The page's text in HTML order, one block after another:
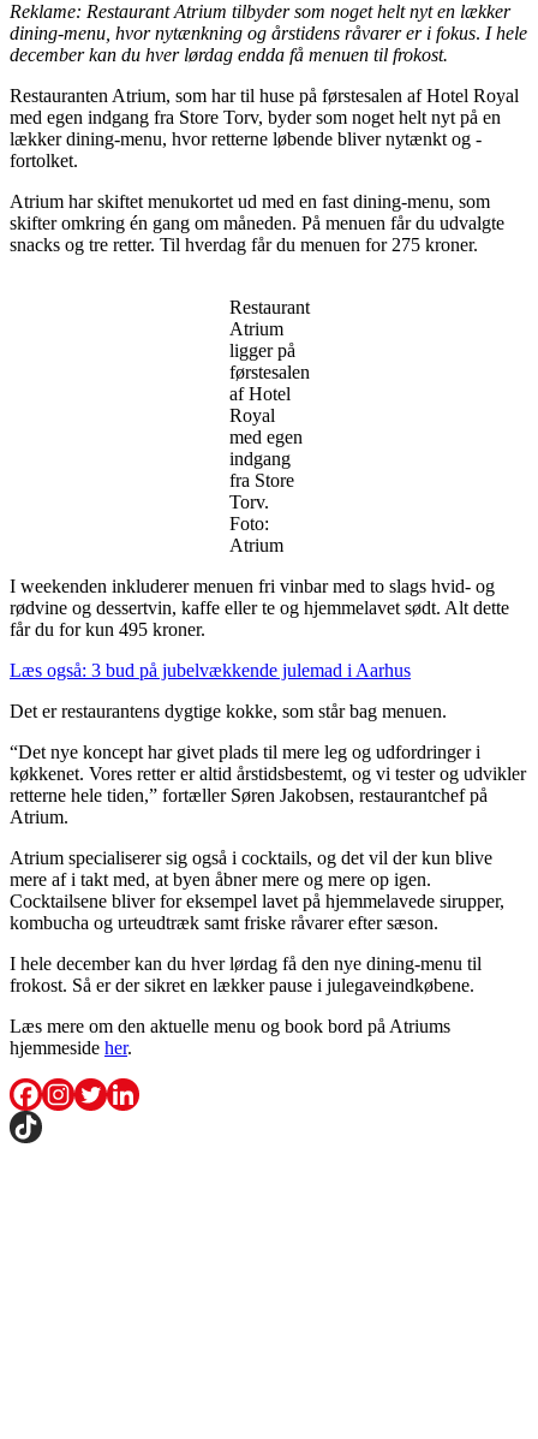
Reklame: Restaurant Atrium tilbyder som noget helt nyt en lækker
dining-menu, hvor nytænkning og årstidens råvarer er i fokus. I hele
december kan du hver lørdag endda få menuen til frokost.
Restauranten Atrium, som har til huse på førstesalen af Hotel Royal
med egen indgang fra Store Torv, byder som noget helt nyt på en
lækker dining-menu, hvor retterne løbende bliver nytænkt og -
fortolket.
Atrium har skiftet menukortet ud med en fast dining-menu, som
skifter omkring én gang om måneden. På menuen får du udvalgte
snacks og tre retter. Til hverdag får du menuen for 275 kroner.
Restaurant
Atrium
ligger på
førstesalen
af Hotel
Royal
med egen
indgang
fra Store
Torv.
Foto:
Atrium
I weekenden inkluderer menuen fri vinbar med to slags hvid- og
rødvine og dessertvin, kaffe eller te og hjemmelavet sødt. Alt dette
får du for kun 495 kroner.
Læs også: 3 bud på jubelvækkende julemad i Aarhus
Det er restaurantens dygtige kokke, som står bag menuen.
“Det nye koncept har givet plads til mere leg og udfordringer i
køkkenet. Vores retter er altid årstidsbestemt, og vi tester og udvikler
retterne hele tiden,” fortæller Søren Jakobsen, restaurantchef på
Atrium.
Atrium specialiserer sig også i cocktails, og det vil der kun blive
mere af i takt med, at byen åbner mere og mere op igen.
Cocktailsene bliver for eksempel lavet på hjemmelavede sirupper,
kombucha og urteudtræk samt friske råvarer efter sæson.
I hele december kan du hver lørdag få den nye dining-menu til
frokost. Så er der sikret en lækker pause i julegaveindkøbene.
Læs mere om den aktuelle menu og book bord på Atriums
hjemmeside her.